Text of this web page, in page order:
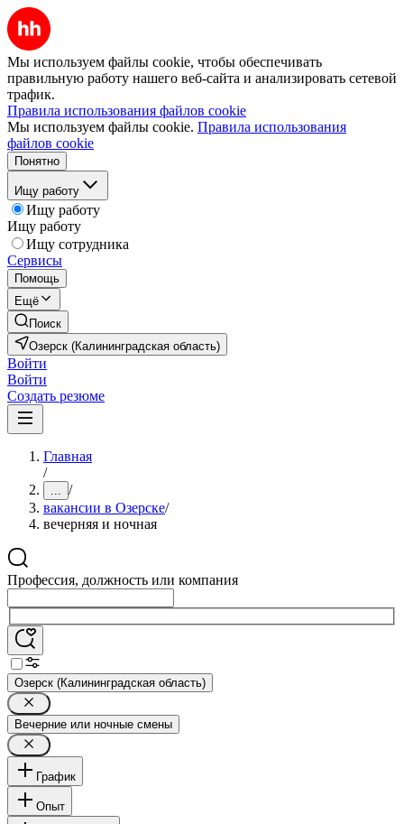
Мы используем файлы cookie, чтобы обеспечивать
правильную работу нашего веб-сайта и анализировать сетевой
трафик.
Правила использования файлов cookie
Мы используем файлы cookie. Правила использования
файлов cookie
Понятно
Ищу работу
Ищу работу
Ищу работу
Ищу сотрудника
Сервисы
Помощь
Ещё
Поиск
Озерск (Калининградская область)
Войти
Войти
Создать резюме
Главная
/
... /
вакансии в Озерске/
вечерняя и ночная
Профессия, должность или компания
Озерск (Калининградская область)
Вечерние или ночные смены
График
Опыт